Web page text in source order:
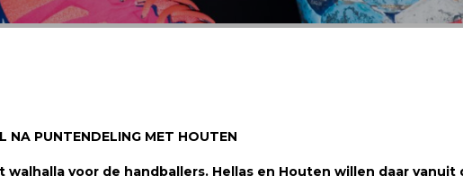
NA PUNTENDELING MET HOUTEN
walhalla voor de handballers. Hellas en Houten willen daar